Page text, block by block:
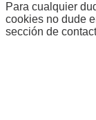
Para cualquier
cookies no dude
sección de